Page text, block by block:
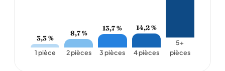
3,3 %
1 pièce
8,7 %
2 pièces
13,7 %
3 pièces
14,2 %
4 pièces
5+
pièces